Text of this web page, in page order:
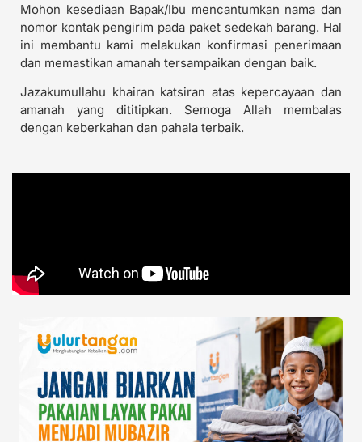
Mohon kesediaan Bapak/Ibu mencantumkan nama dan
nomor kontak pengirim pada paket sedekah barang. Hal
ini membantu kami melakukan konfirmasi penerimaan
dan memastikan amanah tersampaikan dengan baik.
Jazakumullahu khairan katsiran atas kepercayaan dan
amanah yang dititipkan. Semoga Allah membalas
dengan keberkahan dan pahala terbaik.